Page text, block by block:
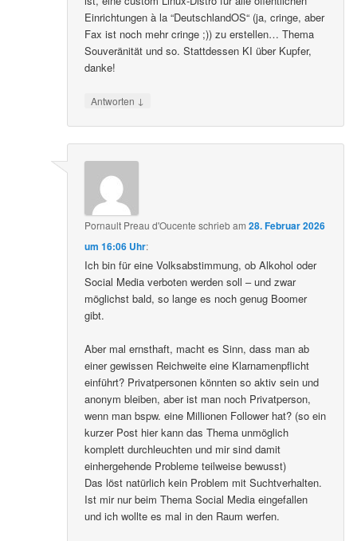
Einrichtungen à la “DeutschlandOS“ (ja, cringe, aber
Fax ist noch mehr cringe ;)) zu erstellen… Thema
Souveränität und so. Stattdessen KI über Kupfer,
danke!
Antworten ↓
Pornault Preau d'Oucente schriebam28. Februar 2026
um 16:06 Uhr:
Ich bin für eine Volksabstimmung, ob Alkohol oder
Social Media verboten werden soll – und zwar
möglichst bald, so lange es noch genug Boomer
gibt.
Aber mal ernsthaft, macht es Sinn, dass man ab
einer gewissen Reichweite eine Klarnamenpflicht
einführt? Privatpersonen könnten so aktiv sein und
anonym bleiben, aber ist man noch Privatperson,
wenn man bspw. eine Millionen Follower hat? (so ein
kurzer Post hier kann das Thema unmöglich
komplett durchleuchten und mir sind damit
einhergehende Probleme teilweise bewusst)
Das löst natürlich kein Problem mit Suchtverhalten.
Ist mir nur beim Thema Social Media eingefallen
und ich wollte es mal in den Raum werfen.